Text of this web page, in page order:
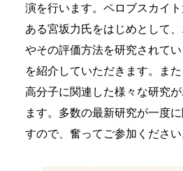
演を行います。ペロブスカイ
ある宮坂力氏をはじめとして
やその評価方法を研究されて
を紹介していただきます。ま
高分子に関連した様々な研究
ます。多数の最新研究が一度
すので、奮ってご参加ください